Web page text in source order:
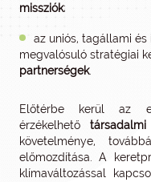
missziók;
az uniós, tagállami és
megvalósuló stratégiai
partnerségek.
Előtérbe kerül az
érzékelhető
követelménye,
előmozdítása. A
klímaváltozással